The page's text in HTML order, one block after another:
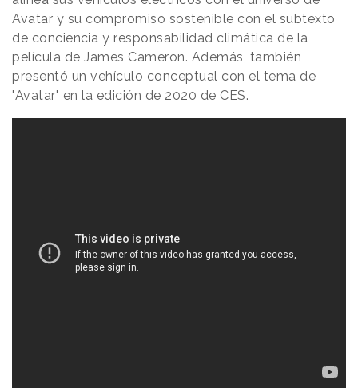
Avatar y su compromiso sostenible con el subtexto
de conciencia y responsabilidad climática de la
película de James Cameron. Además, también
presentó un vehículo conceptual con el tema de
"Avatar" en la edición de 2020 de CES.